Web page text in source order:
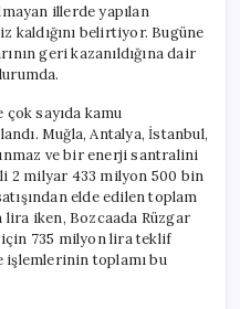
illerde yapılan
kaldığını belirtiyor. Bugüne
geri kazanıldığına dair
çok sayıda kamu
Muğla, Antalya, İstanbul,
ve bir enerji santralini
2 milyar 433 milyon 500 bin
elde edilen toplam
iken, Bozcaada Rüzgar
için 735 milyon lira teklif
toplamı bu